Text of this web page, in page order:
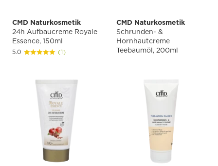
CMD Naturkosmetik
24h Aufbaucreme Royale
Essence, 150ml
5.0 (1)
CMD Naturkosmetik
Schrunden- &
Hornhautcreme
Teebaumöl, 200ml